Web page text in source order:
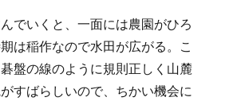
でいくと、一面には農園がひろ
は稲作なので水田が広がる。こ
盤の線のように規則正しく山麓
すばらしいので、ちかい機会に